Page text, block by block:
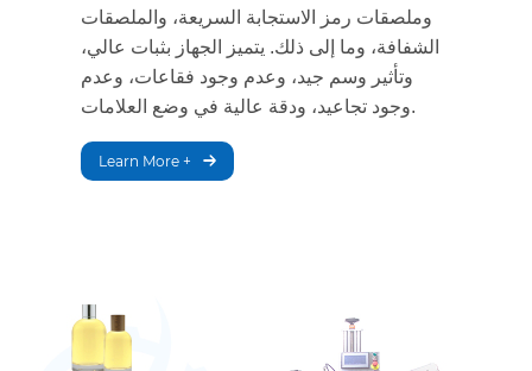
وملصقات رمز الاستجابة السريعة، والملصقات
الشفافة، وما إلى ذلك. يتميز الجهاز بثبات عالي،
وتأثير وسم جيد، وعدم وجود فقاعات، وعدم
وجود تجاعيد، ودقة عالية في وضع العلامات.
Learn More +